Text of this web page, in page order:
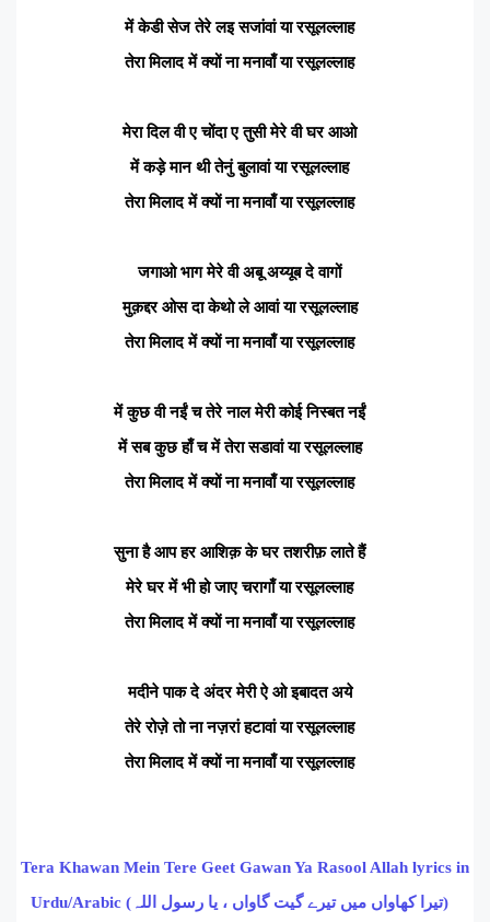
में केडी सेज तेरे लइ सजांवां या रसूलल्लाह
तेरा मिलाद में क्यों ना मनावाँ या रसूलल्लाह
मेरा दिल वी ए चोंदा ए तुसी मेरे वी घर आओ
में कड़े मान थी तेनुं बुलावां या रसूलल्लाह
तेरा मिलाद में क्यों ना मनावाँ या रसूलल्लाह
जगाओ भाग मेरे वी अबू अय्यूब दे वागों
मुक़द्दर ओस दा केथो ले आवां या रसूलल्लाह
तेरा मिलाद में क्यों ना मनावाँ या रसूलल्लाह
में कुछ वी नईं च तेरे नाल मेरी कोई निस्बत नईं
में सब कुछ हाँ च में तेरा सडावां या रसूलल्लाह
तेरा मिलाद में क्यों ना मनावाँ या रसूलल्लाह
सुना है आप हर आशिक़ के घर तशरीफ़ लाते हैं
मेरे घर में भी हो जाए चरागाँ या रसूलल्लाह
तेरा मिलाद में क्यों ना मनावाँ या रसूलल्लाह
मदीने पाक दे अंदर मेरी ऐ ओ इबादत अये
तेरे रोज़े तो ना नज़रां हटावां या रसूलल्लाह
तेरा मिलाद में क्यों ना मनावाँ या रसूलल्लाह
Tera Khawan Mein Tere Geet Gawan Ya Rasool Allah lyrics in
Urdu/Arabic (تیرا کھاواں میں تیرے گیت گاواں ، یا رسول اللہ)